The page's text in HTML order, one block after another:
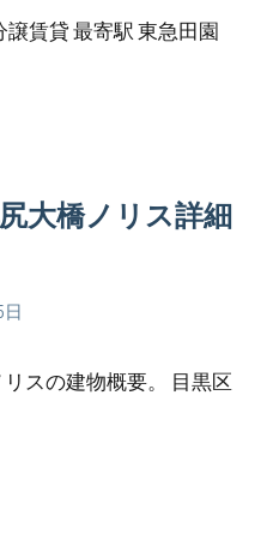
賃貸 最寄駅 東急田園
大橋ノリス詳細
スの建物概要。 目黒区